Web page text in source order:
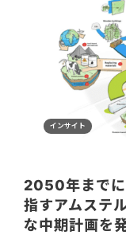
インサイト
2050年までに
指すアムステ
な中期計画を